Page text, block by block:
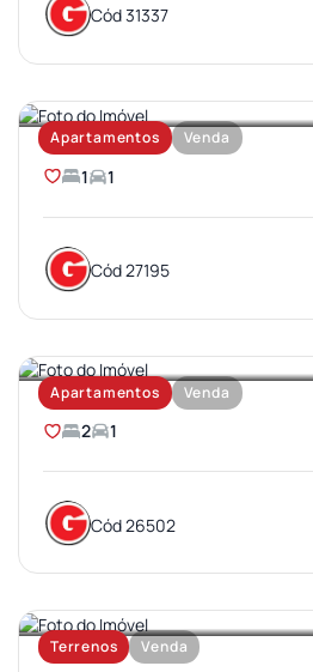
Cód 31337
Apartamentos Venda
JARDIM BRASIL
1 1
Cód 27195
Apartamentos Venda
PARQUE BAURU
2 1
Cód 26502
Terrenos Venda
JARDIM OLIMPICO